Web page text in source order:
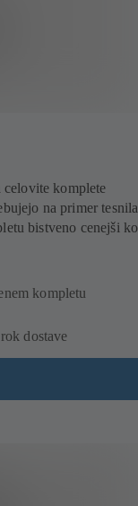
komplete
na primer
bistveno cenejši
kompletu
dostave